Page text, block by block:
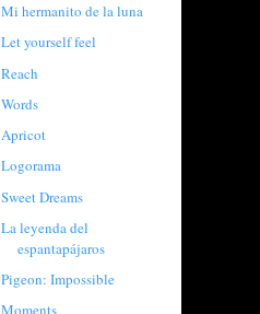
Mi hermanito de la luna
Let yourself feel
Reach
Words
Apricot
Logorama
Sweet Dreams
La leyenda del
espantapájaros
Pigeon: Impossible
Moments